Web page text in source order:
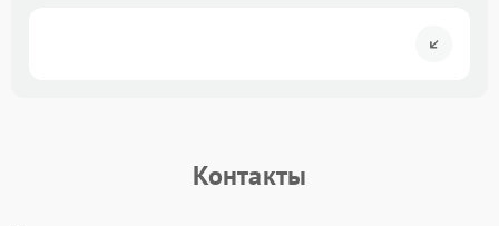
Контакты